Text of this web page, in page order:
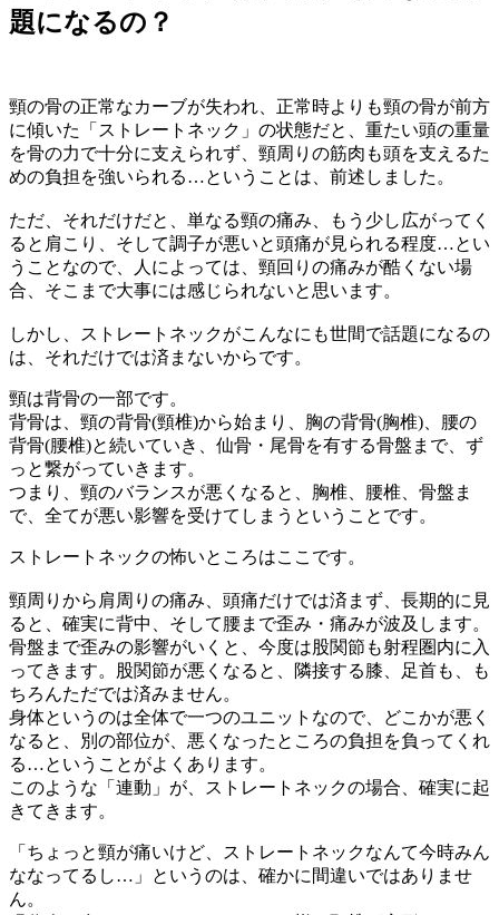
題になるの？
頸の骨の正常なカーブが失われ、正常時よりも頸の骨が前方
に傾いた「ストレートネック」の状態だと、重たい頭の重量
を骨の力で十分に支えられず、頸周りの筋肉も頭を支えるた
めの負担を強いられる…ということは、前述しました。
ただ、それだけだと、単なる頸の痛み、もう少し広がってく
ると肩こり、そして調子が悪いと頭痛が見られる程度…とい
うことなので、人によっては、頸回りの痛みが酷くない場
合、そこまで大事には感じられないと思います。
しかし、ストレートネックがこんなにも世間で話題になるの
は、それだけでは済まないからです。
頸は背骨の一部です。
背骨は、頸の背骨(頸椎)から始まり、胸の背骨(胸椎)、腰の
背骨(腰椎)と続いていき、仙骨・尾骨を有する骨盤まで、ず
っと繋がっていきます。
つまり、頸のバランスが悪くなると、胸椎、腰椎、骨盤ま
で、全てが悪い影響を受けてしまうということです。
ストレートネックの怖いところはここです。
頸周りから肩周りの痛み、頭痛だけでは済まず、長期的に見
ると、確実に背中、そして腰まで歪み・痛みが波及します。
骨盤まで歪みの影響がいくと、今度は股関節も射程圏内に入
ってきます。股関節が悪くなると、隣接する膝、足首も、も
ちろんただでは済みません。
身体というのは全体で一つのユニットなので、どこかが悪く
なると、別の部位が、悪くなったところの負担を負ってくれ
る…ということがよくあります。
このような「連動」が、ストレートネックの場合、確実に起
きてきます。
「ちょっと頸が痛いけど、ストレートネックなんて今時みん
ななってるし…」というのは、確かに間違いではありませ
ん。